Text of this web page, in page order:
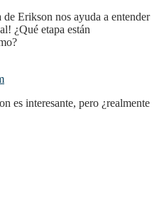
¿Qué etapa están